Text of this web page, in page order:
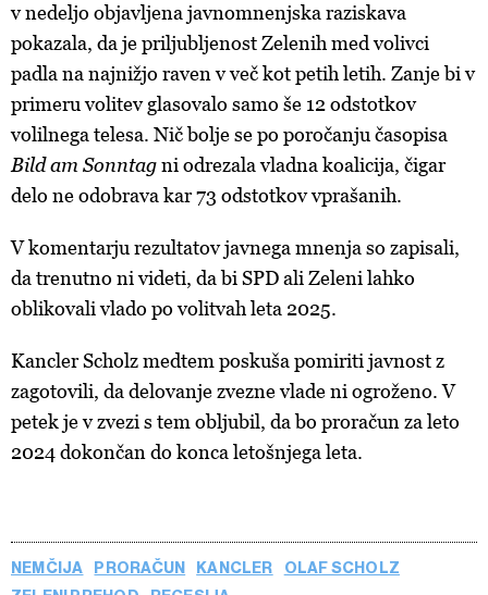
v nedeljo objavljena javnomnenjska raziskava
pokazala, da je priljubljenost Zelenih med volivci
padla na najnižjo raven v več kot petih letih. Zanje bi v
primeru volitev glasovalo samo še 12 odstotkov
volilnega telesa. Nič bolje se po poročanju časopisa
Bild am Sonntagni odrezala vladna koalicija, čigar
delo ne odobrava kar 73 odstotkov vprašanih.
V komentarju rezultatov javnega mnenja so zapisali,
da trenutno ni videti, da bi SPD ali Zeleni lahko
oblikovali vlado po volitvah leta 2025.
Kancler Scholz medtem poskuša pomiriti javnost z
zagotovili, da delovanje zvezne vlade ni ogroženo. V
petek je v zvezi s tem obljubil, da bo proračun za leto
2024 dokončan do konca letošnjega leta.
NEMČIJA PRORAČUN KANCLER
OLAF SCHOLZ